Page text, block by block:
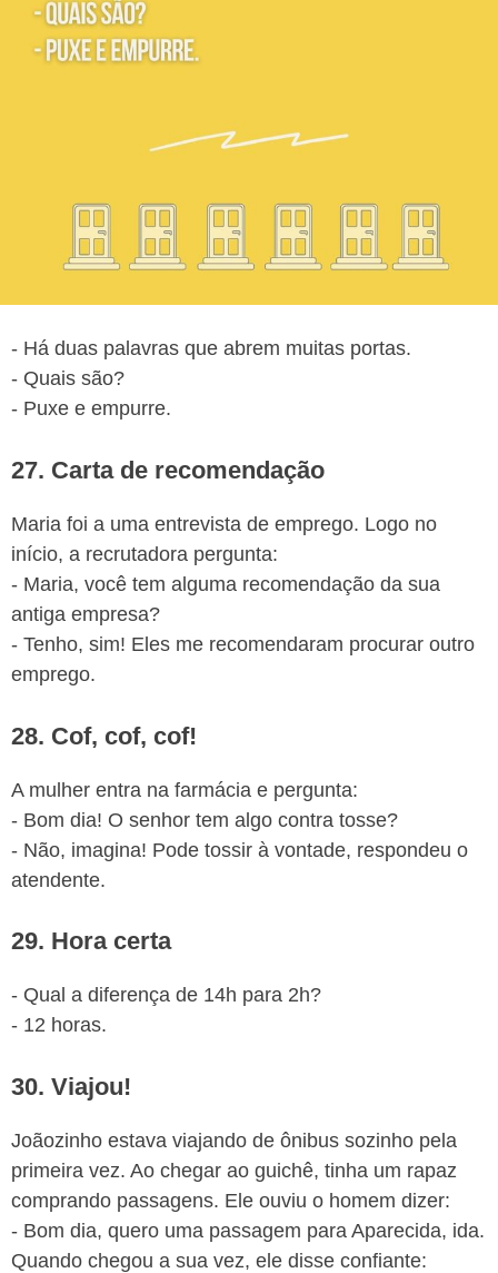
- Há duas palavras que abrem muitas portas.
- Quais são?
- Puxe e empurre.
27. Carta de recomendação
Maria foi a uma entrevista de emprego. Logo no
início, a recrutadora pergunta:
- Maria, você tem alguma recomendação da sua
antiga empresa?
- Tenho, sim! Eles me recomendaram procurar outro
emprego.
28. Cof, cof, cof!
A mulher entra na farmácia e pergunta:
- Bom dia! O senhor tem algo contra tosse?
- Não, imagina! Pode tossir à vontade, respondeu o
atendente.
29. Hora certa
- Qual a diferença de 14h para 2h?
- 12 horas.
30. Viajou!
Joãozinho estava viajando de ônibus sozinho pela
primeira vez. Ao chegar ao guichê, tinha um rapaz
comprando passagens. Ele ouviu o homem dizer:
- Bom dia, quero uma passagem para Aparecida, ida.
Quando chegou a sua vez, ele disse confiante: